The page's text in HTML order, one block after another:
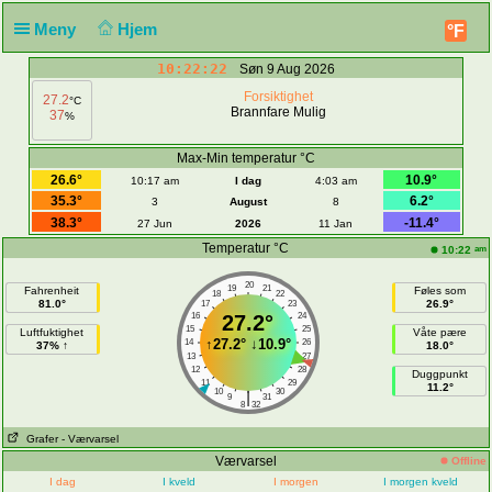
Meny Hjem °F
10:22:22
Søn 9 Aug 2026
27.2°C
37%
Forsiktighet
Brannfare Mulig
Max-Min temperatur °C
26.6°
10:17 am I dag 4:03 am
10.9°
35.3°
3 August 8
6.2°
38.3°
27 Jun 2026 11 Jan
-11.4°
Temperatur °C
10:22 am
Fahrenheit
81.0°
Luftfuktighet
37% ↑
20
19 21
18
22
17
23
16
24
15
25
14
26
13
27
12
28
11
29
10
30
9 31
|
8 32
27.2°
↑27.2°↓10.9°
Føles som
26.9°
Våte pære
18.0°
Duggpunkt
11.2°
Grafer - Værvarsel
Værvarsel
Offline
I dag
I kveld I morgen I morgen kveld